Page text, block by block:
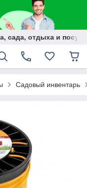
сада, отдыха и
Садовый инвентарь